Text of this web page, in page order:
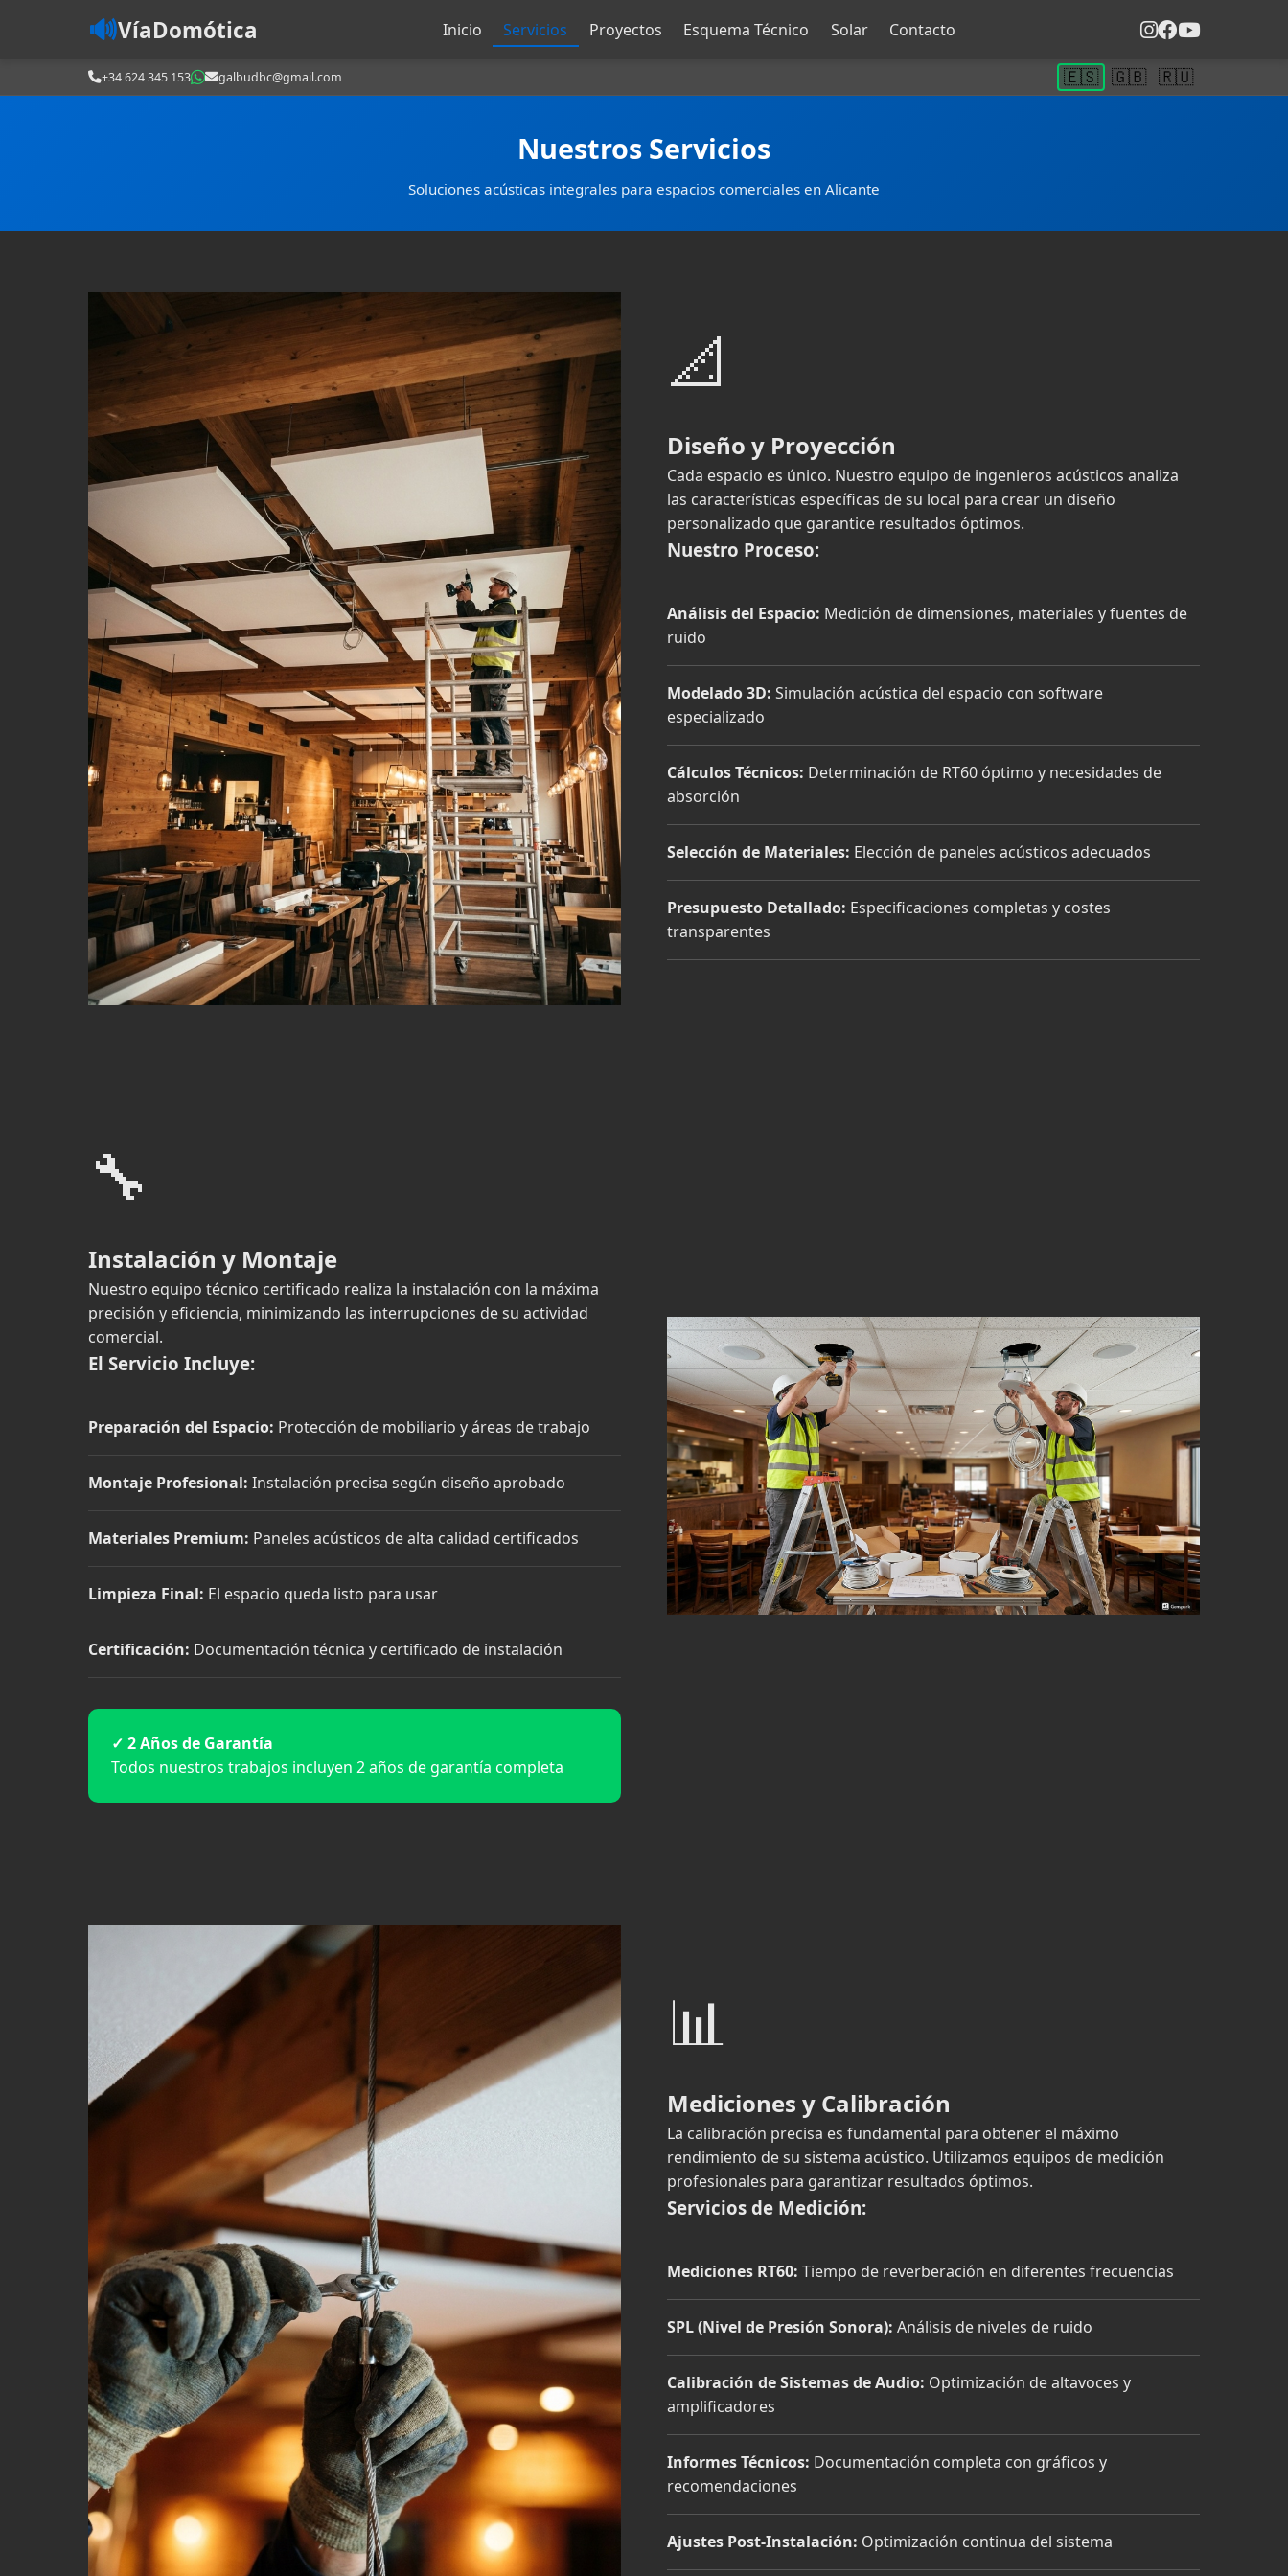
🔊VíaDomótica Inicio Servicios Proyectos Esquema Técnico Solar Contacto
+34 624 345 153 galbudbc@gmail.com 🇪🇸 🇬🇧 🇷🇺
Nuestros Servicios
Soluciones acústicas integrales para espacios comerciales en Alicante
📐
Diseño y Proyección
Cada espacio es único. Nuestro equipo de ingenieros acústicos analiza
las características específicas de su local para crear un diseño
personalizado que garantice resultados óptimos.
Nuestro Proceso:
Análisis del Espacio: Medición de dimensiones, materiales y fuentes de
ruido
Modelado 3D: Simulación acústica del espacio con software
especializado
Cálculos Técnicos: Determinación de RT60 óptimo y necesidades de
absorción
Selección de Materiales: Elección de paneles acústicos adecuados
Presupuesto Detallado: Especificaciones completas y costes
transparentes
🔧
Instalación y Montaje
Nuestro equipo técnico certificado realiza la instalación con la máxima
precisión y eficiencia, minimizando las interrupciones de su actividad
comercial.
El Servicio Incluye:
Preparación del Espacio: Protección de mobiliario y áreas de trabajo
Montaje Profesional: Instalación precisa según diseño aprobado
Materiales Premium: Paneles acústicos de alta calidad certificados
Limpieza Final: El espacio queda listo para usar
Certificación: Documentación técnica y certificado de instalación
✓ 2 Años de Garantía
Todos nuestros trabajos incluyen 2 años de garantía completa
📊
Mediciones y Calibración
La calibración precisa es fundamental para obtener el máximo
rendimiento de su sistema acústico. Utilizamos equipos de medición
profesionales para garantizar resultados óptimos.
Servicios de Medición:
Mediciones RT60: Tiempo de reverberación en diferentes frecuencias
SPL (Nivel de Presión Sonora): Análisis de niveles de ruido
Calibración de Sistemas de Audio: Optimización de altavoces y
amplificadores
Informes Técnicos: Documentación completa con gráficos y
recomendaciones
Ajustes Post-Instalación: Optimización continua del sistema